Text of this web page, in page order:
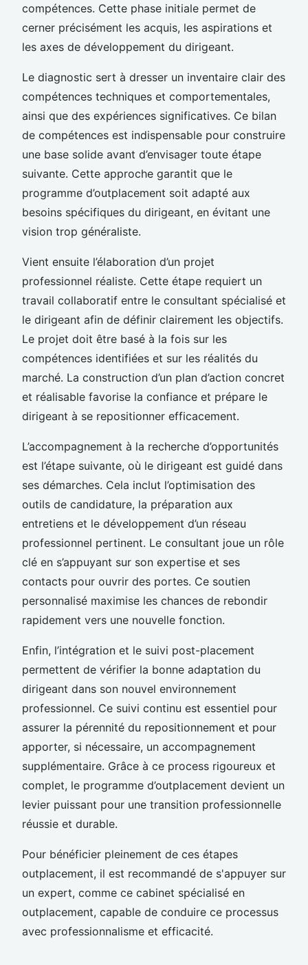
compétences. Cette phase initiale permet de
cerner précisément les acquis, les aspirations et
les axes de développement du dirigeant.
Le diagnostic sert à dresser un inventaire clair des
compétences techniques et comportementales,
ainsi que des expériences significatives. Ce bilan
de compétences est indispensable pour construire
une base solide avant d’envisager toute étape
suivante. Cette approche garantit que le
programme d’outplacement soit adapté aux
besoins spécifiques du dirigeant, en évitant une
vision trop généraliste.
Vient ensuite l’élaboration d’un projet
professionnel réaliste. Cette étape requiert un
travail collaboratif entre le consultant spécialisé et
le dirigeant afin de définir clairement les objectifs.
Le projet doit être basé à la fois sur les
compétences identifiées et sur les réalités du
marché. La construction d’un plan d’action concret
et réalisable favorise la confiance et prépare le
dirigeant à se repositionner efficacement.
L’accompagnement à la recherche d’opportunités
est l’étape suivante, où le dirigeant est guidé dans
ses démarches. Cela inclut l’optimisation des
outils de candidature, la préparation aux
entretiens et le développement d’un réseau
professionnel pertinent. Le consultant joue un rôle
clé en s’appuyant sur son expertise et ses
contacts pour ouvrir des portes. Ce soutien
personnalisé maximise les chances de rebondir
rapidement vers une nouvelle fonction.
Enfin, l’intégration et le suivi post-placement
permettent de vérifier la bonne adaptation du
dirigeant dans son nouvel environnement
professionnel. Ce suivi continu est essentiel pour
assurer la pérennité du repositionnement et pour
apporter, si nécessaire, un accompagnement
supplémentaire. Grâce à ce process rigoureux et
complet, le programme d’outplacement devient un
levier puissant pour une transition professionnelle
réussie et durable.
Pour bénéficier pleinement de ces étapes
outplacement, il est recommandé de s'appuyer sur
un expert, comme ce cabinet spécialisé en
outplacement, capable de conduire ce processus
avec professionnalisme et efficacité.